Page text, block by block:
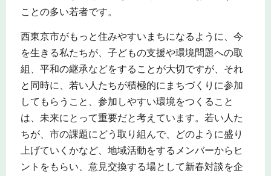
ことの多い若者です。
西東京市がもっと住みやすいまちになるように、今
を生きる私たちが、子どもの支援や環境問題への取
組、平和の継承などをすることが大切ですが、それ
と同時に、若い人たちが積極的にまちづくりに参加
してもらうこと、参加しやすい環境をつくること
は、未来にとって重要だと考えています。若い人た
ちが、市の課題にどう取り組んで、どのように盛り
上げていくかなど、地域活動をするメンバーからヒ
ントをもらい、意見交換する場として新春対談を企